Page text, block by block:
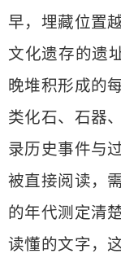
早，埋藏位置
文化遗存的遗
晚堆积形成的
类化石、石器
录历史事件与
被直接阅读，
的年代测定清
读懂的文字，